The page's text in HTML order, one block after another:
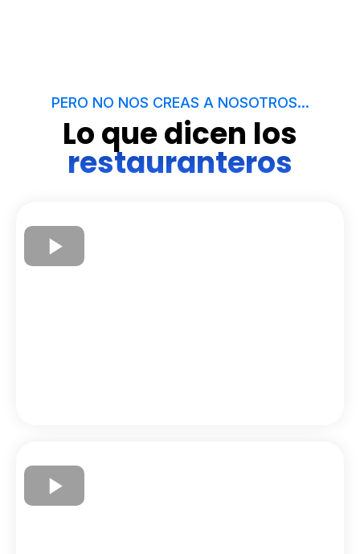
PERO NO NOS CREAS A NOSOTROS...
Lo que dicen los
restauranteros